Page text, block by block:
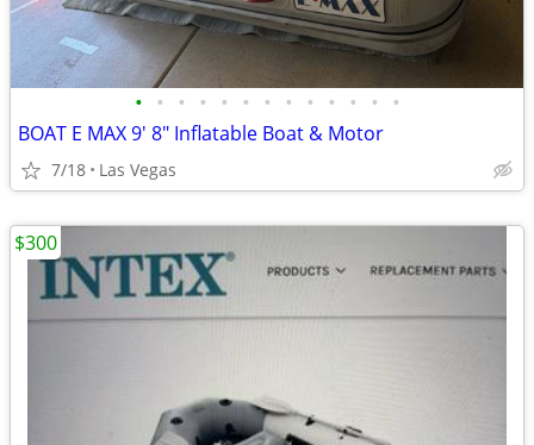
• • • • • • • • • • • • •
BOAT E MAX 9' 8" Inflatable Boat & Motor
7/18 Las Vegas
$300